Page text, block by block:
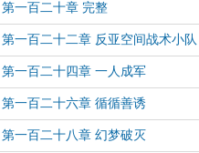
第一百二十章 完整
第一百二十二章 反亚空间战术小队
第一百二十四章 一人成军
第一百二十六章 循循善诱
第一百二十八章 幻梦破灭